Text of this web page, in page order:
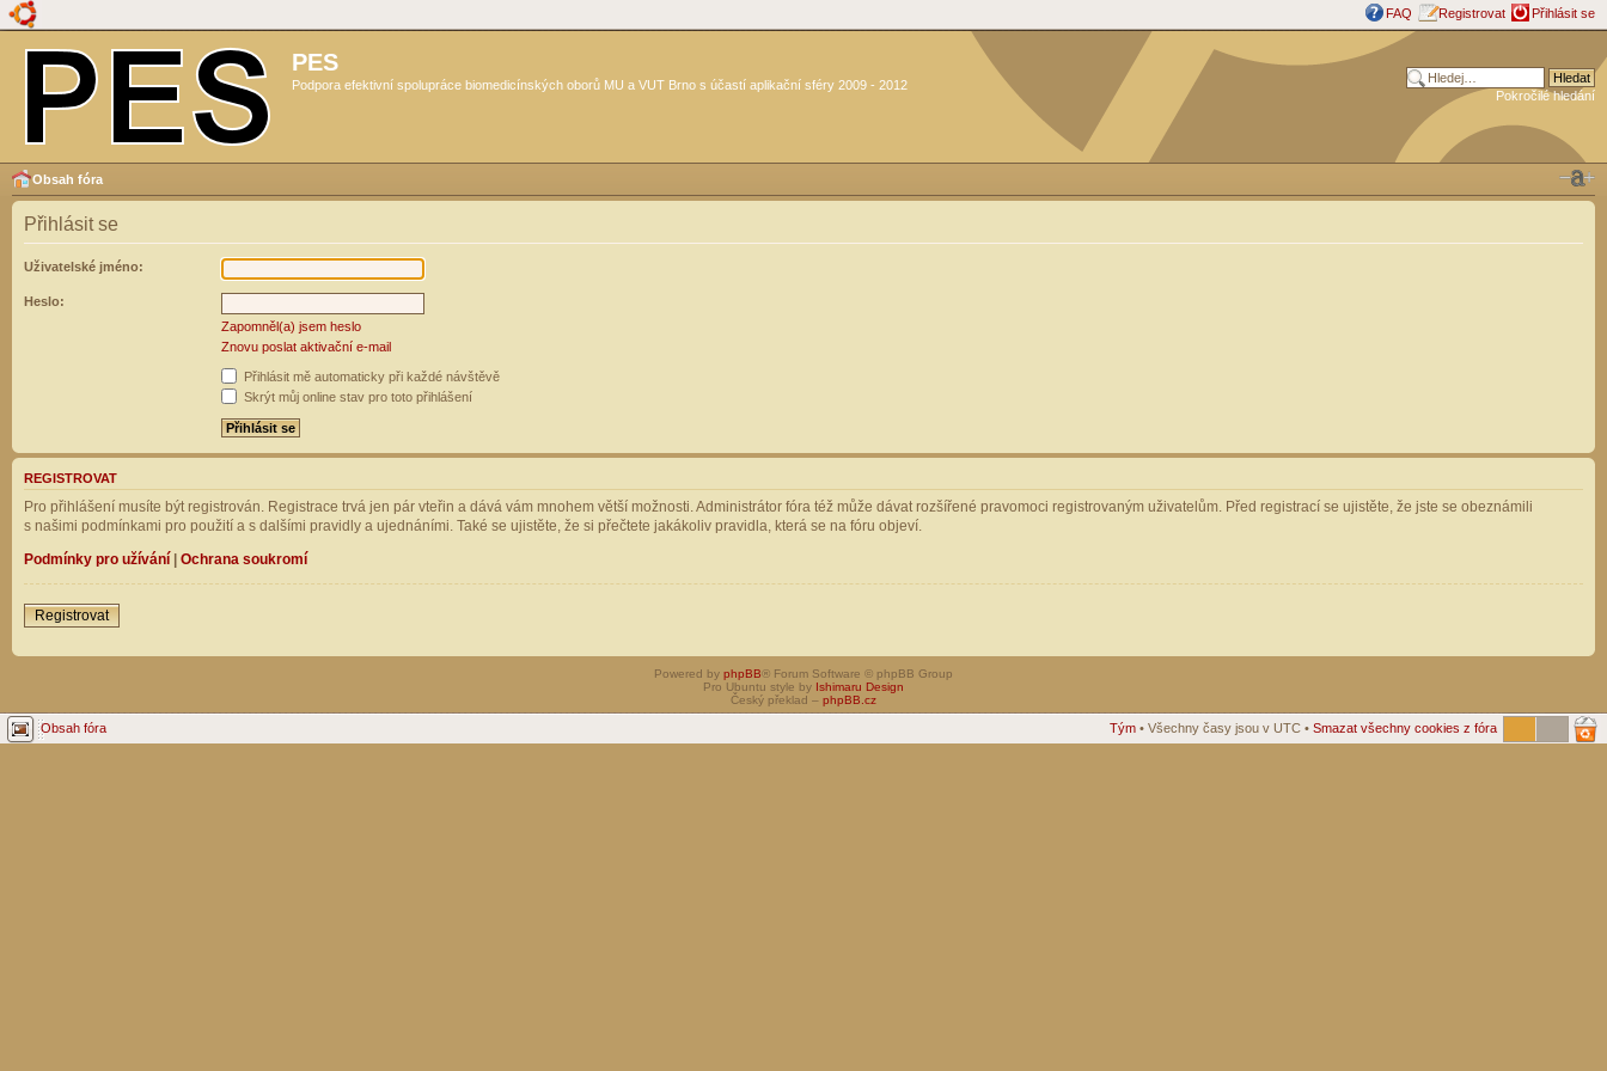
FAQ Registrovat Přihlásit se
PES
Podpora efektivní spolupráce biomedicínských oborů MU a VUT Brno s účastí aplikační sféry 2009 - 2012
Pokročilé hledání
Obsah fóra
Přihlásit se
Uživatelské jméno:
Heslo:
Zapomněl(a) jsem heslo
Znovu poslat aktivační e-mail
Přihlásit mě automaticky při každé návštěvě
Skrýt můj online stav pro toto přihlášení
REGISTROVAT
Pro přihlášení musíte být registrován. Registrace trvá jen pár vteřin a dává vám mnohem větší možnosti. Administrátor fóra též může dávat rozšířené pravomoci registrovaným uživatelům. Před registrací se ujistěte, že jste se obeznámili
s našimi podmínkami pro použití a s dalšími pravidly a ujednáními. Také se ujistěte, že si přečtete jakákoliv pravidla, která se na fóru objeví.
Podmínky pro užívání | Ochrana soukromí
Registrovat
Powered by phpBB® Forum Software © phpBB Group
Pro Ubuntu style by Ishimaru Design
Český překlad – phpBB.cz
Obsah fóra Tým • Všechny časy jsou v UTC • Smazat všechny cookies z fóra